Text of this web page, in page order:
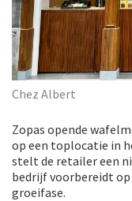
Chez Albert
Zopas opende
op een toplocatie in
stelt de retailer een
bedrijf voorbereidt
groeifase.